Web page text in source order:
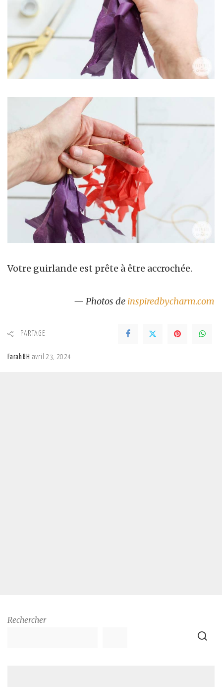
Votre guirlande est prête à être accrochée.
— Photos de inspiredbycharm.com
PARTAGE
Farah BH avril 23, 2024
Rechercher